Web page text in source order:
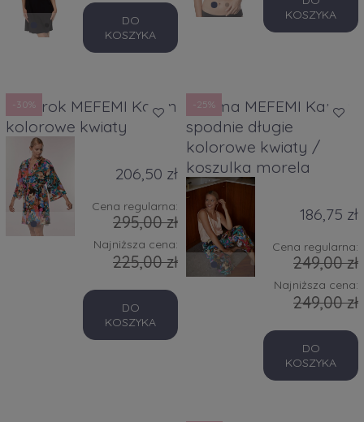
DO
KOSZYKA
KOSZYKA
Szlafrok MEFEMI Karen
kolorowe kwiaty
206,50 zł
Cena regularna:
295,00 zł
Najniższa cena:
225,00 zł
DO
KOSZYKA
-30%
Piżama MEFEMI Karen
spodnie długie
kolorowe kwiaty /
koszulka morela
186,75 zł
Cena regularna:
249,00 zł
Najniższa cena:
249,00 zł
DO
KOSZYKA
-25%